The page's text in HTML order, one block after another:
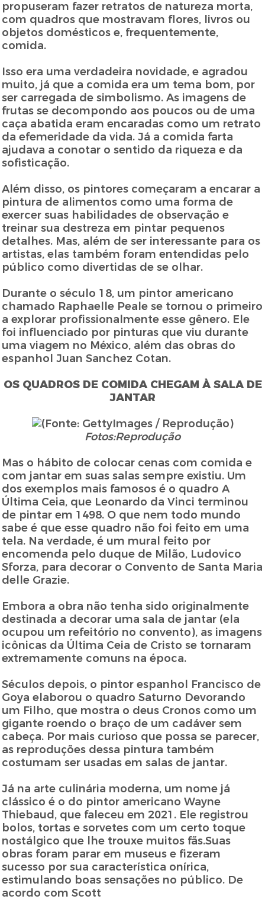
propuseram fazer retratos de natureza morta,
com quadros que mostravam flores, livros ou
objetos domésticos e, frequentemente,
comida.
Isso era uma verdadeira novidade, e agradou
muito, já que a comida era um tema bom, por
ser carregada de simbolismo. As imagens de
frutas se decompondo aos poucos ou de uma
caça abatida eram encaradas como um retrato
da efemeridade da vida. Já a comida farta
ajudava a conotar o sentido da riqueza e da
sofisticação.
Além disso, os pintores começaram a encarar a
pintura de alimentos como uma forma de
exercer suas habilidades de observação e
treinar sua destreza em pintar pequenos
detalhes. Mas, além de ser interessante para os
artistas, elas também foram entendidas pelo
público como divertidas de se olhar.
Durante o século 18, um pintor americano
chamado Raphaelle Peale se tornou o primeiro
a explorar profissionalmente esse gênero. Ele
foi influenciado por pinturas que viu durante
uma viagem no México, além das obras do
espanhol Juan Sanchez Cotan.
OS QUADROS DE COMIDA CHEGAM À SALA DE
JANTAR
Fotos:Reprodução
Mas o hábito de colocar cenas com comida e
com jantar em suas salas sempre existiu. Um
dos exemplos mais famosos é o quadro A
Última Ceia, que Leonardo da Vinci terminou
de pintar em 1498. O que nem todo mundo
sabe é que esse quadro não foi feito em uma
tela. Na verdade, é um mural feito por
encomenda pelo duque de Milão, Ludovico
Sforza, para decorar o Convento de Santa Maria
delle Grazie.
Embora a obra não tenha sido originalmente
destinada a decorar uma sala de jantar (ela
ocupou um refeitório no convento), as imagens
icônicas da Última Ceia de Cristo se tornaram
extremamente comuns na época.
Séculos depois, o pintor espanhol Francisco de
Goya elaborou o quadro Saturno Devorando
um Filho, que mostra o deus Cronos como um
gigante roendo o braço de um cadáver sem
cabeça. Por mais curioso que possa se parecer,
as reproduções dessa pintura também
costumam ser usadas em salas de jantar.
Já na arte culinária moderna, um nome já
clássico é o do pintor americano Wayne
Thiebaud, que faleceu em 2021. Ele registrou
bolos, tortas e sorvetes com um certo toque
nostálgico que lhe trouxe muitos fãs.Suas
obras foram parar em museus e fizeram
sucesso por sua característica onírica,
estimulando boas sensações no público. De
acordo com Scott